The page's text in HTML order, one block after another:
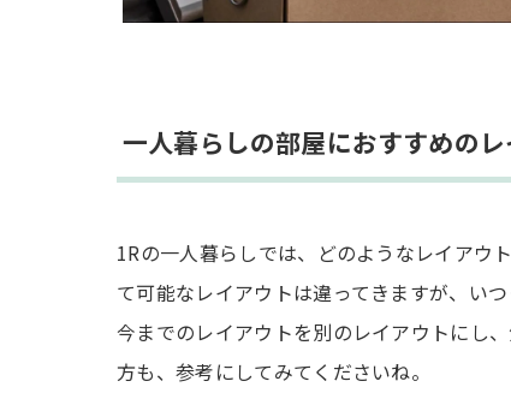
一人暮らしの部屋におすすめのレ
1Rの一人暮らしでは、どのようなレイアウ
て可能なレイアウトは違ってきますが、い
今までのレイアウトを別のレイアウトにし
方も、参考にしてみてくださいね。